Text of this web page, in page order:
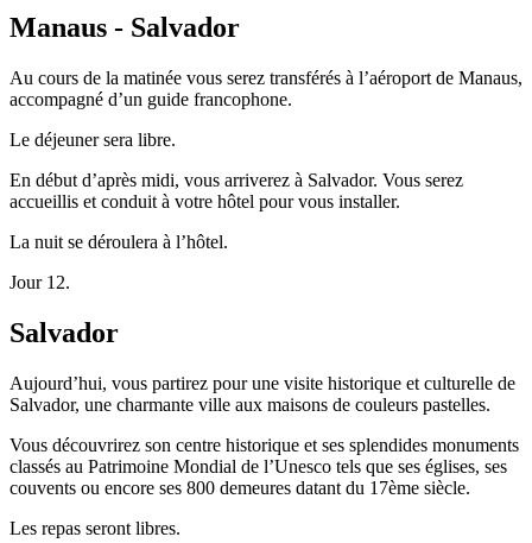
Manaus - Salvador
Au cours de la matinée vous serez transférés à l’aéroport de Manaus,
accompagné d’un guide francophone.
Le déjeuner sera libre.
En début d’après midi, vous arriverez à Salvador. Vous serez
accueillis et conduit à votre hôtel pour vous installer.
La nuit se déroulera à l’hôtel.
Jour 12.
Salvador
Aujourd’hui, vous partirez pour une visite historique et culturelle de
Salvador, une charmante ville aux maisons de couleurs pastelles.
Vous découvrirez son centre historique et ses splendides monuments
classés au Patrimoine Mondial de l’Unesco tels que ses églises, ses
couvents ou encore ses 800 demeures datant du 17ème siècle.
Les repas seront libres.